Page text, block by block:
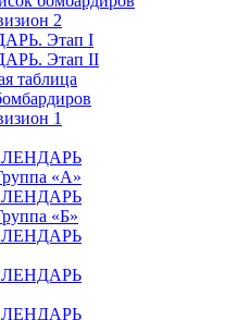
2
Этап I
Этап II
таблица
1
«А»
«Б»